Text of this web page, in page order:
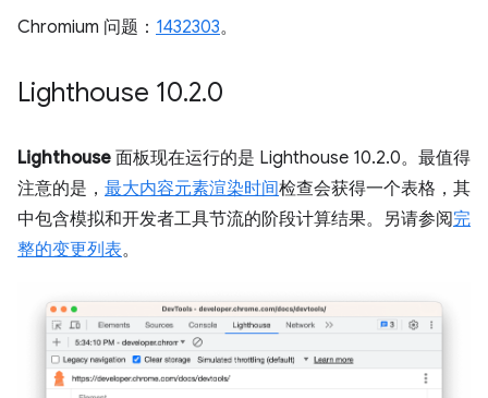
Chromium 问题： 1432303。
Lighthouse 10.2.0
Lighthouse 面板现在运行的是 Lighthouse 10.2.0。最值得
注意的是， 最大内容元素渲染时间检查会获得一个表格，其
中包含模拟和开发者工具节流的阶段计算结果。另请参阅完
整的变更列表。